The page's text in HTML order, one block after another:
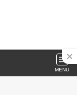
MENU